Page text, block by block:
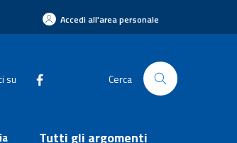
Accedi all'area personale
su Cerca
Tutti gli argomenti